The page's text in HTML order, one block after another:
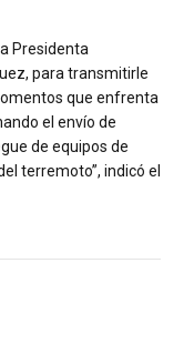
Presidenta
para transmitirle
que enfrenta
el envío de
de equipos de
terremoto”, indicó el